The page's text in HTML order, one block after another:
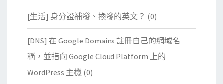
[生活] 身分證補發、換發的英文？ (0)
[DNS] 在 Google Domains 註冊自己的網域名
稱，並指向 Google Cloud Platform 上的
WordPress 主機 (0)